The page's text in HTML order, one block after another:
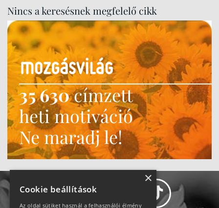
Nincs a keresésnek megfelelő cikk
35 630címzett
heti motiváció
Ne maradj le!
×
Cookie beállítások
Az oldal sütiket használ a felhasználói élmény